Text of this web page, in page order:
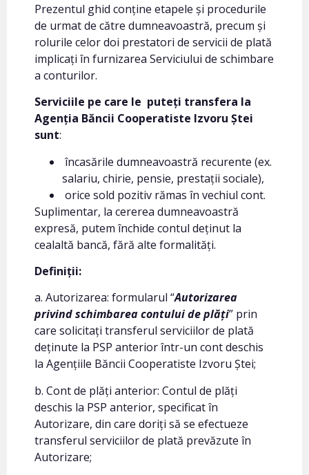
Prezentul ghid conține etapele și procedurile
de urmat de către dumneavoastră, precum și
rolurile celor doi prestatori de servicii de plată
implicați în furnizarea Serviciului de schimbare
a conturilor.
Serviciile pe care le puteți transfera la
Agenția Băncii Cooperatiste Izvoru Ștei
sunt:
încasările dumneavoastră recurente (ex.
salariu, chirie, pensie, prestații sociale),
orice sold pozitiv rămas în vechiul cont.
Suplimentar, la cererea dumneavoastră
expresă, putem închide contul deținut la
cealaltă bancă, fără alte formalități.
Definiții:
a. Autorizarea: formularul “Autorizarea
privind schimbarea contului de plăți” prin
care solicitați transferul serviciilor de plată
deținute la PSP anterior într-un cont deschis
la Agențiile Băncii Cooperatiste Izvoru Ștei;
b. Cont de plăți anterior: Contul de plăți
deschis la PSP anterior, specificat în
Autorizare, din care doriți să se efectueze
transferul serviciilor de plată prevăzute în
Autorizare;